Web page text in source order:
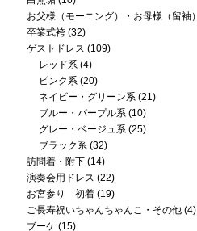
お父様（モーニング）・お母様（留袖）
卒業式袴(32)
ゲストドレス (109)
レッド系(4)
ピンク系(20)
ネイビー・グリーン系(21)
ブルー・パープル系(10)
グレー・ベージュ系(25)
ブラック系(32)
訪問着・附下(14)
演奏会用ドレス (22)
お宮参り 初着(19)
ご長寿祝いちゃんちゃんこ・その他(4)
ブーケ (15)